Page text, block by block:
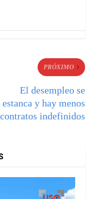
PRÓXIMO
El desempleo se
estanca y hay menos
contratos indefinidos